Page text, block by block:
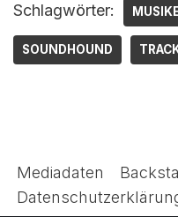
Schlagwörter:
SOUNDHOUND
Mediadaten